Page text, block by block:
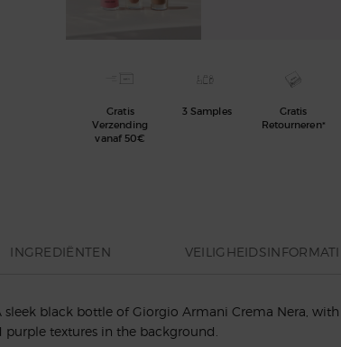
Gratis
Verzending
vanaf 50€
3 Samples
Gratis
Retourneren*
INGREDIËNTEN